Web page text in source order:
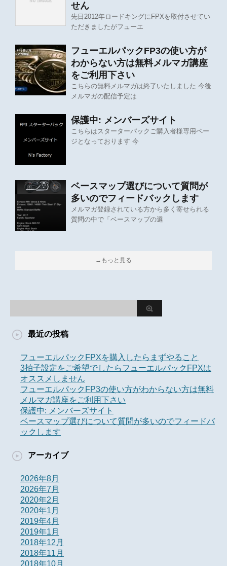
せん
先日2012年ロードキングにFPXを取付させてい
ただきましたがフューエ
フューエルパックFP3の使い方が
わからない方は無料メルマガ講座
をご利用下さい
こちらの無料メルマガは終了いたしました 今後
メルマガの配信予定は
保護中: メンバーズサイト
こちらはスターターパックご購入者様専用ペー
ジとなっております 今
ベースマップ選びについて質問が
多いのでフィードバックします
メルマガ登録されている方から多く寄せられる
質問の中で「ベースマップの選
→もっと見る
最近の投稿
フューエルパックFPXを購入したらまずやること
3拍子設定をご希望でしたらフューエルパックFPXは
オススメしません
フューエルパックFP3の使い方がわからない方は無料
メルマガ講座をご利用下さい
保護中: メンバーズサイト
ベースマップ選びについて質問が多いのでフィードバ
ックします
アーカイブ
2026年8月
2026年7月
2020年2月
2020年1月
2019年4月
2019年1月
2018年12月
2018年11月
2018年10月